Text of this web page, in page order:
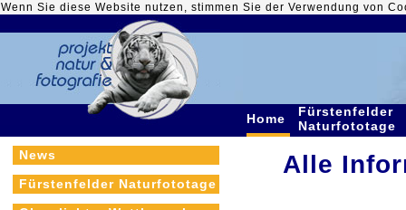
Wenn Sie diese Website nutzen, stimmen Sie der Verwendung von
Home
Fürstenfelder
Naturfototage
News
Fürstenfelder Naturfototage
Alle